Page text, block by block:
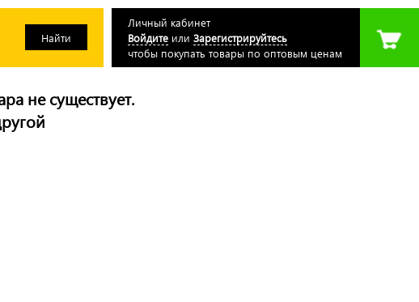
Личный кабинет
Войдите или Зарегистрируйтесь
чтобы покупать товары по оптовым ценам
не существует.